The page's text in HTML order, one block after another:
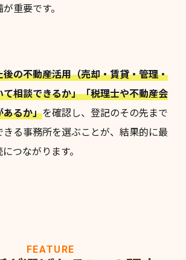
重要です。
の不動産活用（売却・賃貸・管理・
相談できるか」「税理士や不動産会
あるか」を確認し、登記のその先まで
る事務所を選ぶことが、結果的に最
つながります。
FEATURE